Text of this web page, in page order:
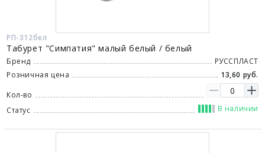
РП-312бел
Табурет "Симпатия" малый белый / белый
Бренд
РУССПЛАСТ
Розничная цена
13,60 руб.
Кол-во
Статус
В наличии